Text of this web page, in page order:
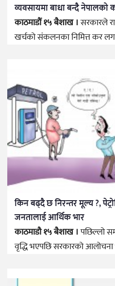
व्यवसायमा बाधा बन्दै नेपालको
काठमाडौं १५ बैशाख ।सरकारले
खर्चको संकलनका निमित्त कर
किन बढ्दै छ निरन्तर मूल्य ?,
जनतालाई आर्थिक भार
काठमाडौ १५ बैशाख ।पछिल्लो
वृद्धि भएपछि सरकारको